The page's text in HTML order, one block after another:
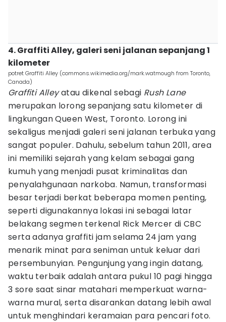
4. Graffiti Alley, galeri seni jalanan sepanjang 1
kilometer
potret Graffiti Alley (commons.wikimedia.org/mark.watmough from Toronto,
Canada)
Graffiti Alleyatau dikenal sebagi Rush Lane
merupakan lorong sepanjang satu kilometer di
lingkungan Queen West, Toronto. Lorong ini
sekaligus menjadi galeri seni jalanan terbuka yang
sangat populer. Dahulu, sebelum tahun 2011, area
ini memiliki sejarah yang kelam sebagai gang
kumuh yang menjadi pusat kriminalitas dan
penyalahgunaan narkoba. Namun, transformasi
besar terjadi berkat beberapa momen penting,
seperti digunakannya lokasi ini sebagai latar
belakang segmen terkenal Rick Mercer di CBC
serta adanya graffiti jam selama 24 jam yang
menarik minat para seniman untuk keluar dari
persembunyian. Pengunjung yang ingin datang,
waktu terbaik adalah antara pukul 10 pagi hingga
3 sore saat sinar matahari memperkuat warna-
warna mural, serta disarankan datang lebih awal
untuk menghindari keramaian para pencari foto.